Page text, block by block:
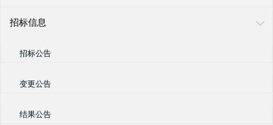
招标信息
招标公告
变更公告
结果公告